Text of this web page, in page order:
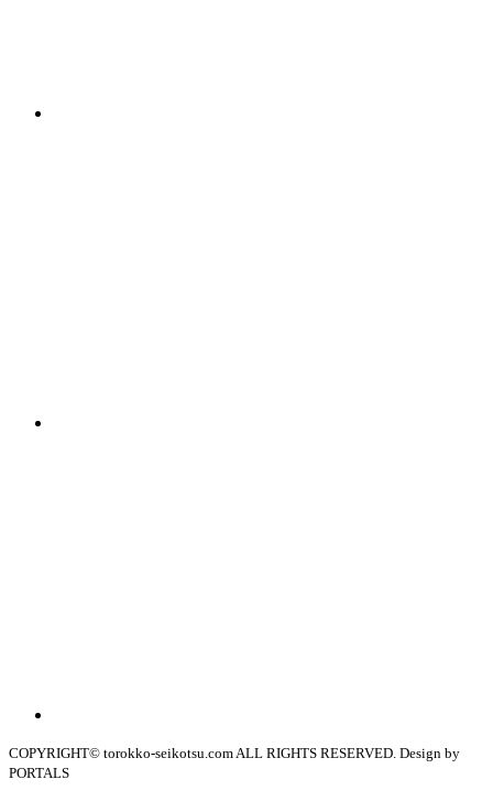
COPYRIGHT© torokko-seikotsu.com ALL RIGHTS RESERVED. Design by
PORTALS